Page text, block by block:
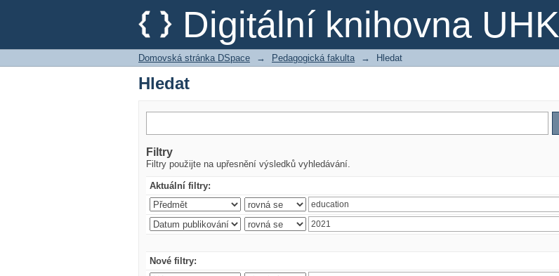
Digitální knihovna UHK
Hledat
Domovská stránka DSpace → Pedagogická fakulta → Hledat
Hledat
Filtry
Filtry použijte na upřesnění výsledků vyhledávání.
Aktuální filtry:
Nové filtry: